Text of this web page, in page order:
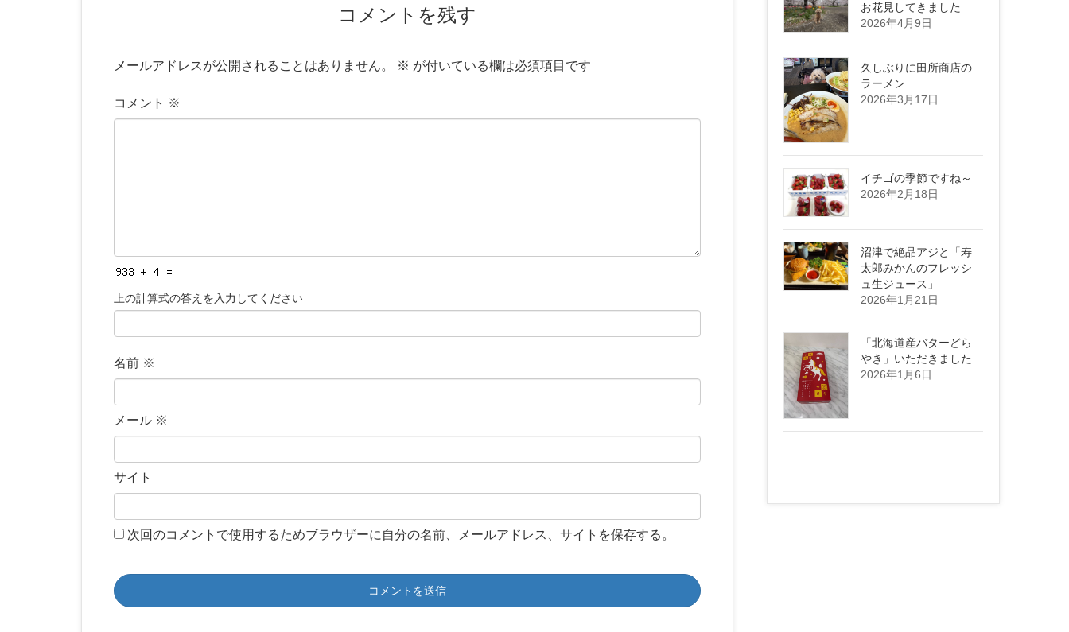
コメントを残す
メールアドレスが公開されることはありません。 ※ が付いている欄は必須項目です
コメント ※
上の計算式の答えを入力してください
名前 ※
メール ※
サイト
次回のコメントで使用するためブラウザーに自分の名前、メールアドレス、サイトを保存する。
お花見してきました
2026年4月9日
久しぶりに田所商店の
ラーメン
2026年3月17日
イチゴの季節ですね～
2026年2月18日
沼津で絶品アジと「寿
太郎みかんのフレッシ
ュ生ジュース」
2026年1月21日
「北海道産バターどら
やき」いただきました
2026年1月6日